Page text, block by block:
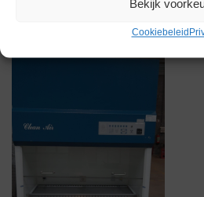
Bekijk
Cookiebeleid
Gereserveerd